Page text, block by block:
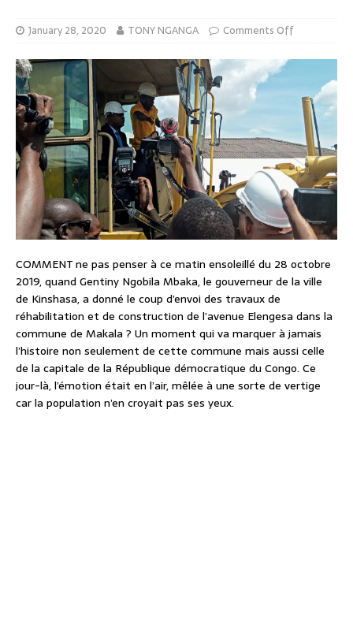
January 28, 2020 TONY NGANGA Comments Off
COMMENT ne pas penser à ce matin ensoleillé du 28 octobre
2019, quand Gentiny Ngobila Mbaka, le gouverneur de la ville
de Kinshasa, a donné le coup d’envoi des travaux de
réhabilitation et de construction de l’avenue Elengesa dans la
commune de Makala ? Un moment qui va marquer à jamais
l’histoire non seulement de cette commune mais aussi celle
de la capitale de la République démocratique du Congo. Ce
jour-là, l’émotion était en l’air, mêlée à une sorte de vertige
car la population n’en croyait pas ses yeux.